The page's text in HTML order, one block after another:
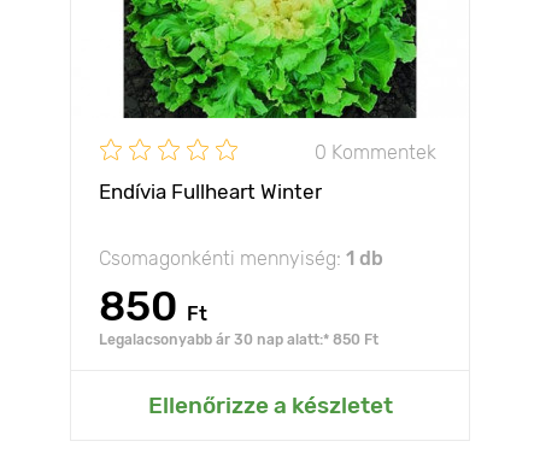
0 Kommentek
Endívia Fullheart Winter
Csomagonkénti mennyiség: 1 db
850 Ft
Legalacsonyabb ár 30 nap alatt:* 850 Ft
Ellenőrizze a készletet